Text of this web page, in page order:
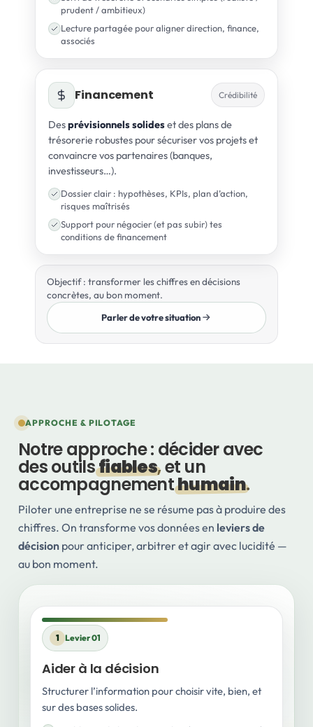
prudent / ambitieux)
Lecture partagée pour aligner direction, finance,
associés
Financement Crédibilité
Desprévisionnels solideset des plans de
trésorerie robustes pour sécuriser vos projets et
convaincre vos partenaires (banques,
investisseurs…).
Dossier clair : hypothèses, KPIs, plan d’action,
risques maîtrisés
Support pour négocier (et pas subir) tes
conditions de financement
Objectif : transformer les chiffres en décisions
concrètes, au bon moment.
Parler de votre situation
APPROCHE & PILOTAGE
Notre approche : décider avec
des outilsfiables, et un
accompagnementhumain.
Piloter une entreprise ne se résume pas à produire des
chiffres. On transforme vos données en leviers de
décision pour anticiper, arbitrer et agir avec lucidité —
au bon moment.
1 Levier 01
Aider à la décision
Structurer l’information pour choisir vite, bien, et
sur des bases solides.